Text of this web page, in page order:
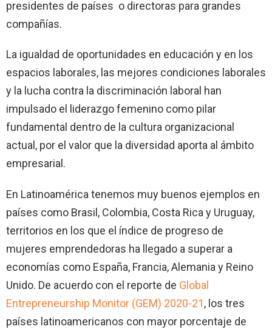
presidentes de países o directoras para grandes
compañías.
La igualdad de oportunidades en educación y en los
espacios laborales, las mejores condiciones laborales
y la lucha contra la discriminación laboral han
impulsado el liderazgo femenino como pilar
fundamental dentro de la cultura organizacional
actual, por el valor que la diversidad aporta al ámbito
empresarial.
En Latinoamérica tenemos muy buenos ejemplos en
países como Brasil, Colombia, Costa Rica y Uruguay,
territorios en los que el índice de progreso de
mujeres emprendedoras ha llegado a superar a
economías como España, Francia, Alemania y Reino
Unido. De acuerdo con el reporte de Global
Entrepreneurship Monitor (GEM) 2020-21, los tres
países latinoamericanos con mayor porcentaje de